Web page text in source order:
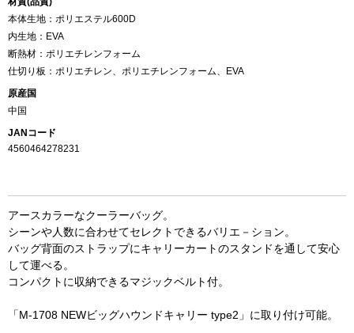
本体生地：ポリエステル600D
内生地：EVA
断熱材：ポリエチレンフォーム
仕切り板：ポリエチレン、ポリエチレンフォーム、EVA
原産国
中国
JANコード
4560464278231
アースカラーなクーラーバッグ。
シーンや人数に合わせてセレクトできるバリエ－ション。
バッグ背面のストラップにキャリーカートのスタンドを通して安心
して運べる。
コンパクトに収納できるマジックベルト付。
「M-1708 NEWビッグハウンドキャリー type2 」に取り付け可能。